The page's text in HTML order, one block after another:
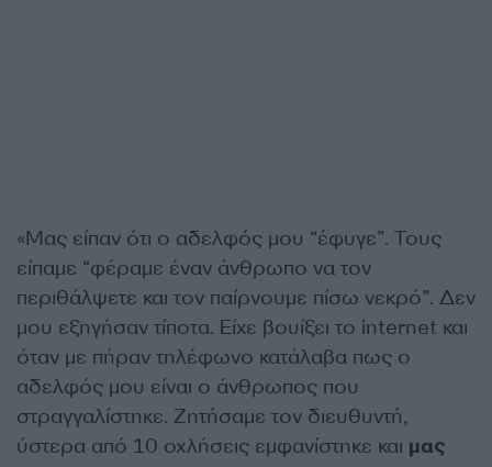
«Μας είπαν ότι ο αδελφός μου “έφυγε”. Τους
είπαμε “φέραμε έναν άνθρωπο να τον
περιθάλψετε και τον παίρνουμε πίσω νεκρό”. Δεν
μου εξηγήσαν τίποτα. Είχε βουίξει το internet και
όταν με πήραν τηλέφωνο κατάλαβα πως ο
αδελφός μου είναι ο άνθρωπος που
στραγγαλίστηκε. Ζητήσαμε τον διευθυντή,
ύστερα από 10 οχλήσεις εμφανίστηκε και μας